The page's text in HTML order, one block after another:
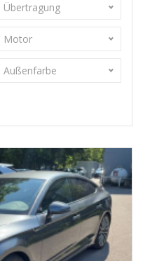
Übertragung
Motor
Außenfarbe